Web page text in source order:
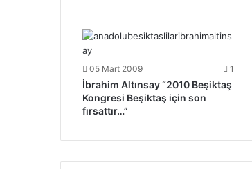
05 Mart 2009 1
İbrahim Altınsay “2010 Beşiktaş
Kongresi Beşiktaş için son
fırsattır…”